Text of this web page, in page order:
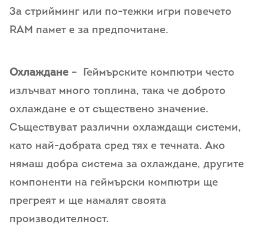
За стрийминг или по-тежки игри повечето
RAM памет е за предпочитане.
Охлаждане – Геймърските компютри често
излъчват много топлина, така че доброто
охлаждане е от съществено значение.
Съществуват различни охлаждащи системи,
като най-добрата сред тях е течната. Ако
нямаш добра система за охлаждане, другите
компоненти на геймърски компютри ще
прегреят и ще намалят своята
производителност.